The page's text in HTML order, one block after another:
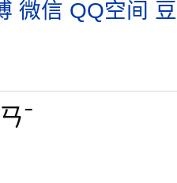
微信 QQ空间
ˉ